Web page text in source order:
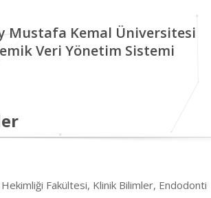
Mustafa Kemal Üniversitesi
Veri Yönetim Sistemi
Hekimliği Fakültesi, Klinik Bilimler, Endodonti